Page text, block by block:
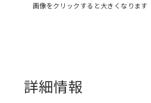
画像をクリックすると大きくなります
詳細情報